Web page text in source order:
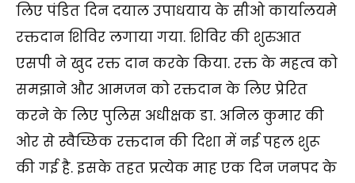
लिए पंडित दिन दयाल उपाधयाय के सीओ कार्यालयमे
रक्तदान शिविर लगाया गया. शिविर की शुरुआत
एसपी ने खुद रक्त दान करके किया. रक्त के महत्व को
समझाने और आमजन को रक्तदान के लिए प्रेरित
करने के लिए पुलिस अधीक्षक डा. अनिल कुमार की
ओर से स्वैच्छिक रक्तदान की दिशा में नई पहल शुरू
की गई है. इसके तहत प्रत्येक माह एक दिन जनपद के